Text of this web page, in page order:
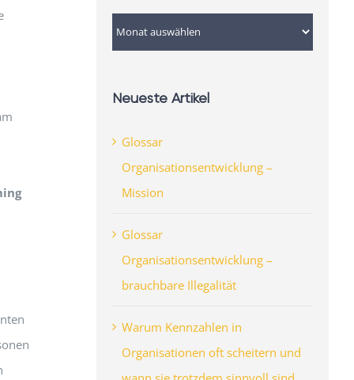
Archiv
Neueste Artikel
Glossar
Organisationsentwicklung –
Mission
Glossar
Organisationsentwicklung –
brauchbare Illegalität
Warum Kennzahlen in
Organisationen oft scheitern und